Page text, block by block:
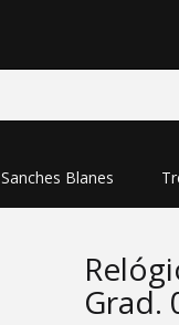
Sanches Blanes
Grad.